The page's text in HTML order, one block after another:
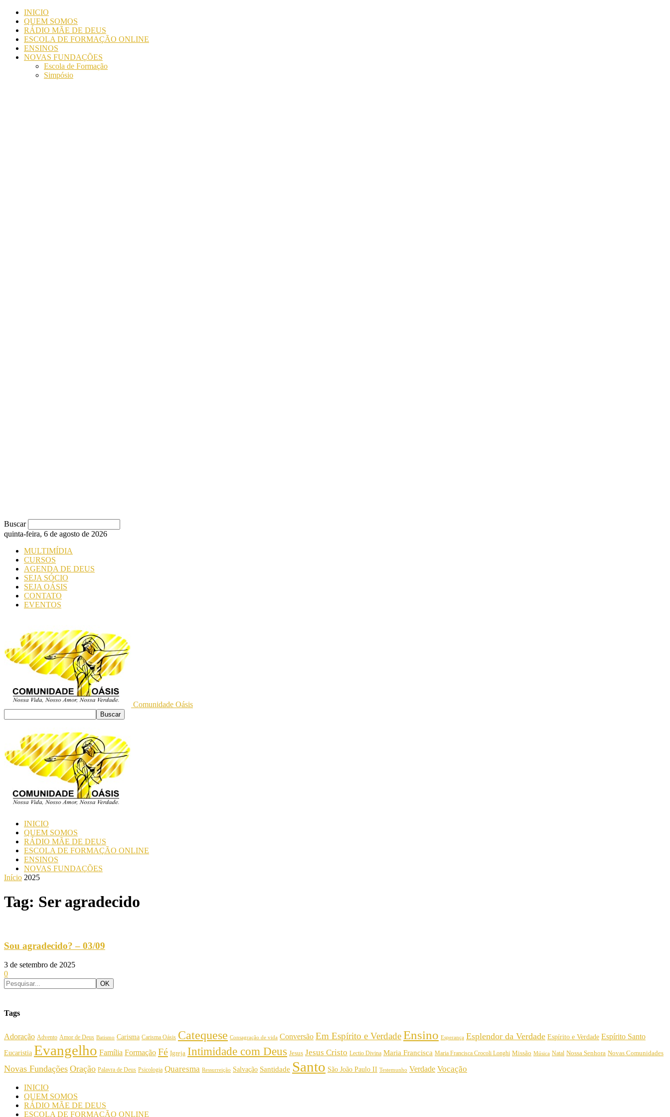
INICIO
QUEM SOMOS
RÁDIO MÃE DE DEUS
ESCOLA DE FORMAÇÃO ONLINE
ENSINOS
NOVAS FUNDAÇÕES
Escola de Formação
Simpósio
Buscar
quinta-feira, 6 de agosto de 2026
MULTIMÍDIA
CURSOS
AGENDA DE DEUS
SEJA SÓCIO
SEJA OÁSIS
CONTATO
EVENTOS
Comunidade Oásis
INICIO
QUEM SOMOS
RÁDIO MÃE DE DEUS
ESCOLA DE FORMAÇÃO ONLINE
ENSINOS
NOVAS FUNDAÇÕES
Início 2025
Tag: Ser agradecido
Sou agradecido? – 03/09
3 de setembro de 2025
0
Tags
Adoração Advento Amor de Deus Batismo Carisma Carisma Oásis Catequese Consagração de vida Conversão Em Espírito e VerdadeEnsino Esperança Esplendor da Verdade Espírito e Verdade Espírito Santo
Eucaristia Evangelho Família Formação Fé Igreja Intimidade com Deus Jesus Jesus Cristo Lectio Divina Maria Francisca Maria Francisca Crocoli Longhi Missão Música Natal Nossa Senhora Novas Comunidades
Novas Fundações Oração Palavra de Deus Psicologia Quaresma Ressurreição Salvação Santidade Santo São João Paulo II Testemunho Verdade Vocação
INICIO
QUEM SOMOS
RÁDIO MÃE DE DEUS
ESCOLA DE FORMAÇÃO ONLINE